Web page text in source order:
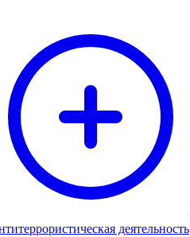
деятельность